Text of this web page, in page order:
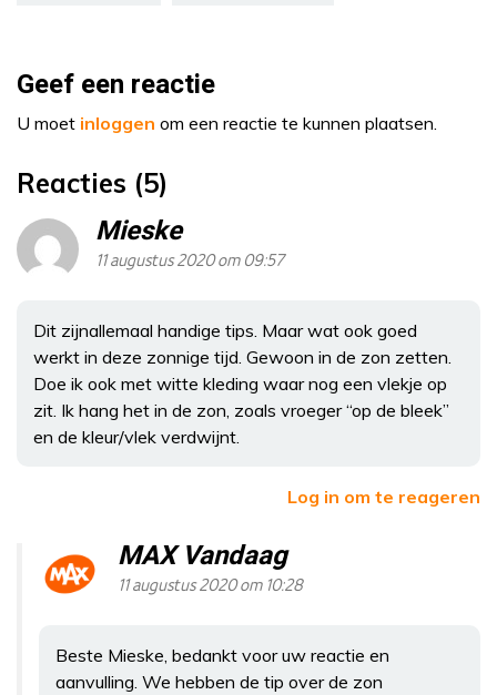
Geef een reactie
U moet inloggen om een reactie te kunnen plaatsen.
Reacties (5)
Mieske
11 augustus 2020 om 09:57
Dit zijnallemaal handige tips. Maar wat ook goed
werkt in deze zonnige tijd. Gewoon in de zon zetten.
Doe ik ook met witte kleding waar nog een vlekje op
zit. Ik hang het in de zon, zoals vroeger “op de bleek”
en de kleur/vlek verdwijnt.
Log in om te reageren
MAX Vandaag
11 augustus 2020 om 10:28
Beste Mieske, bedankt voor uw reactie en
aanvulling. We hebben de tip over de zon